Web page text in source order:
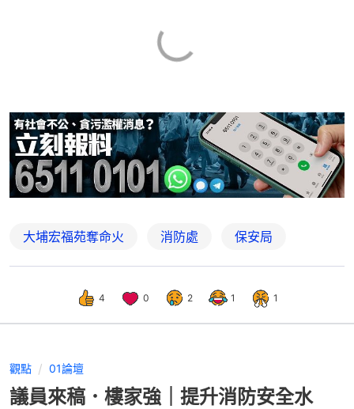
大埔宏福苑奪命火 消防處 保安局
4 0 2 1 1
觀點 01論壇
議員來稿．樓家強｜提升消防安全水